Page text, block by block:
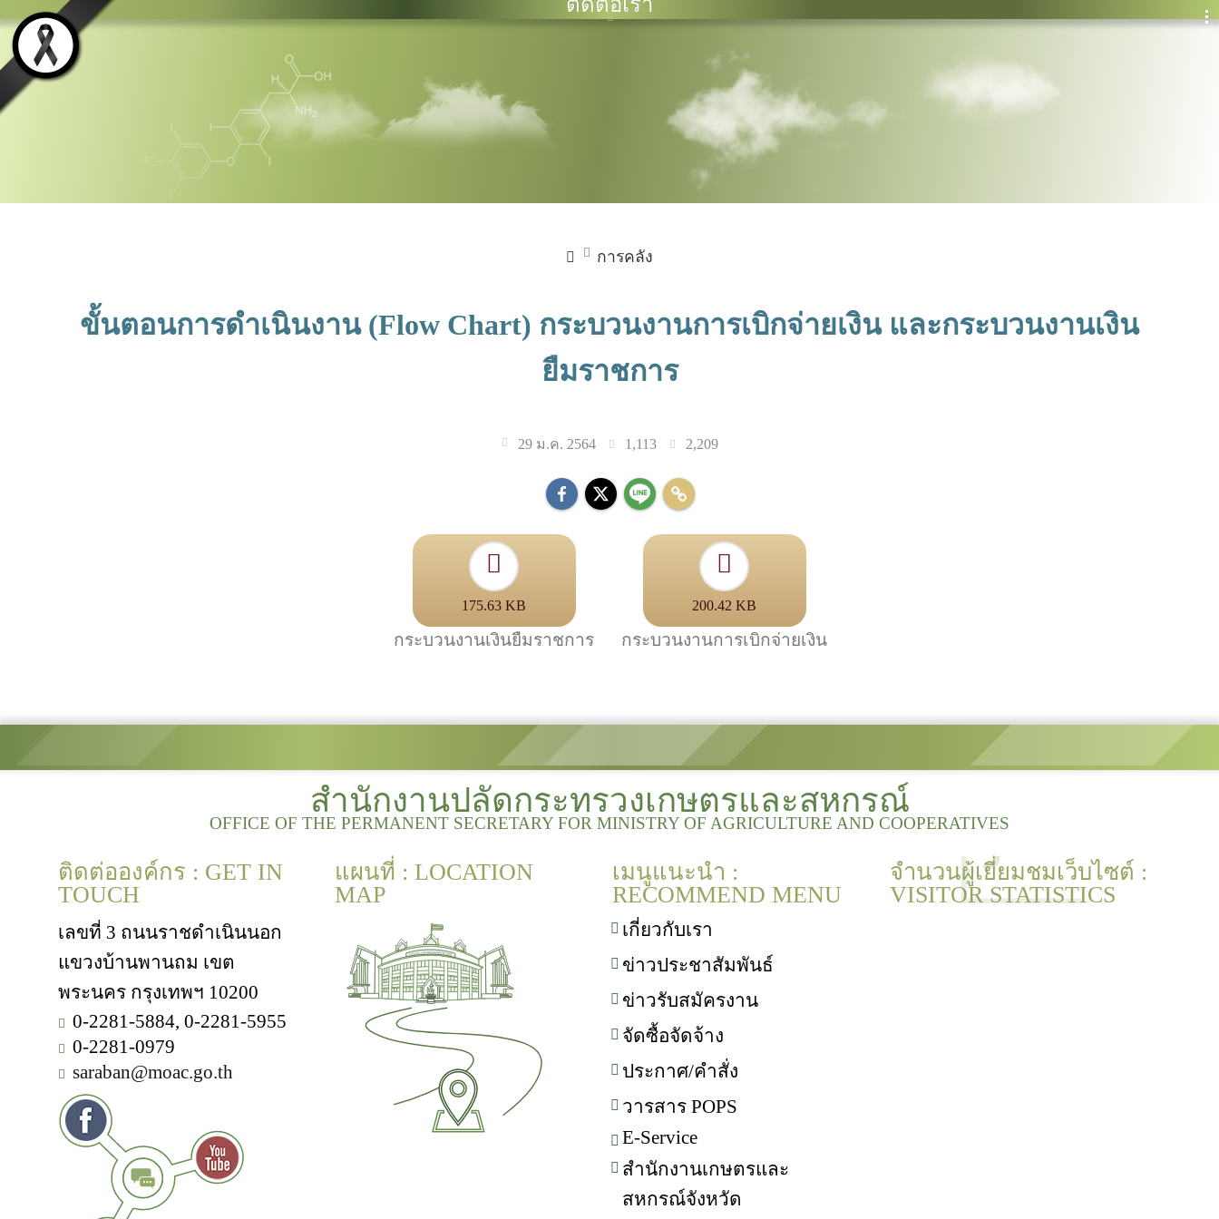
การคลัง
ขั้นตอนการดำเนินงาน (Flow Chart) กระบวนงานการเบิกจ่ายเงิน และกระบวนงานเงิน
ยืมราชการ
29 ม.ค. 2564 1,113 2,209
175.63 KB
กระบวนงานเงินยืมราชการ
200.42 KB
กระบวนงานการเบิกจ่ายเงิน
สำนักงานปลัดกระทรวงเกษตรและสหกรณ์
OFFICE OF THE PERMANENT SECRETARY FOR MINISTRY OF AGRICULTURE AND COOPERATIVES
ติดต่อองค์กร : GET IN
TOUCH
เลขที่ 3 ถนนราชดำเนินนอก
แขวงบ้านพานถม เขต
พระนคร กรุงเทพฯ 10200
0-2281-5884, 0-2281-5955
0-2281-0979
saraban@moac.go.th
แผนที่ : LOCATION
MAP
เมนูแนะนำ :
RECOMMEND MENU
เกี่ยวกับเรา
ข่าวประชาสัมพันธ์
ข่าวรับสมัครงาน
จัดซื้อจัดจ้าง
ประกาศ/คำสั่ง
วารสาร POPS
E-Service
สำนักงานเกษตรและ
สหกรณ์จังหวัด
จำนวนผู้เยี่ยมชมเว็บไซต์ :
VISITOR STATISTICS